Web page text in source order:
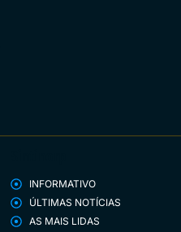
INFORMATIVO
ÚLTIMAS NOTÍCIAS
AS MAIS LIDAS